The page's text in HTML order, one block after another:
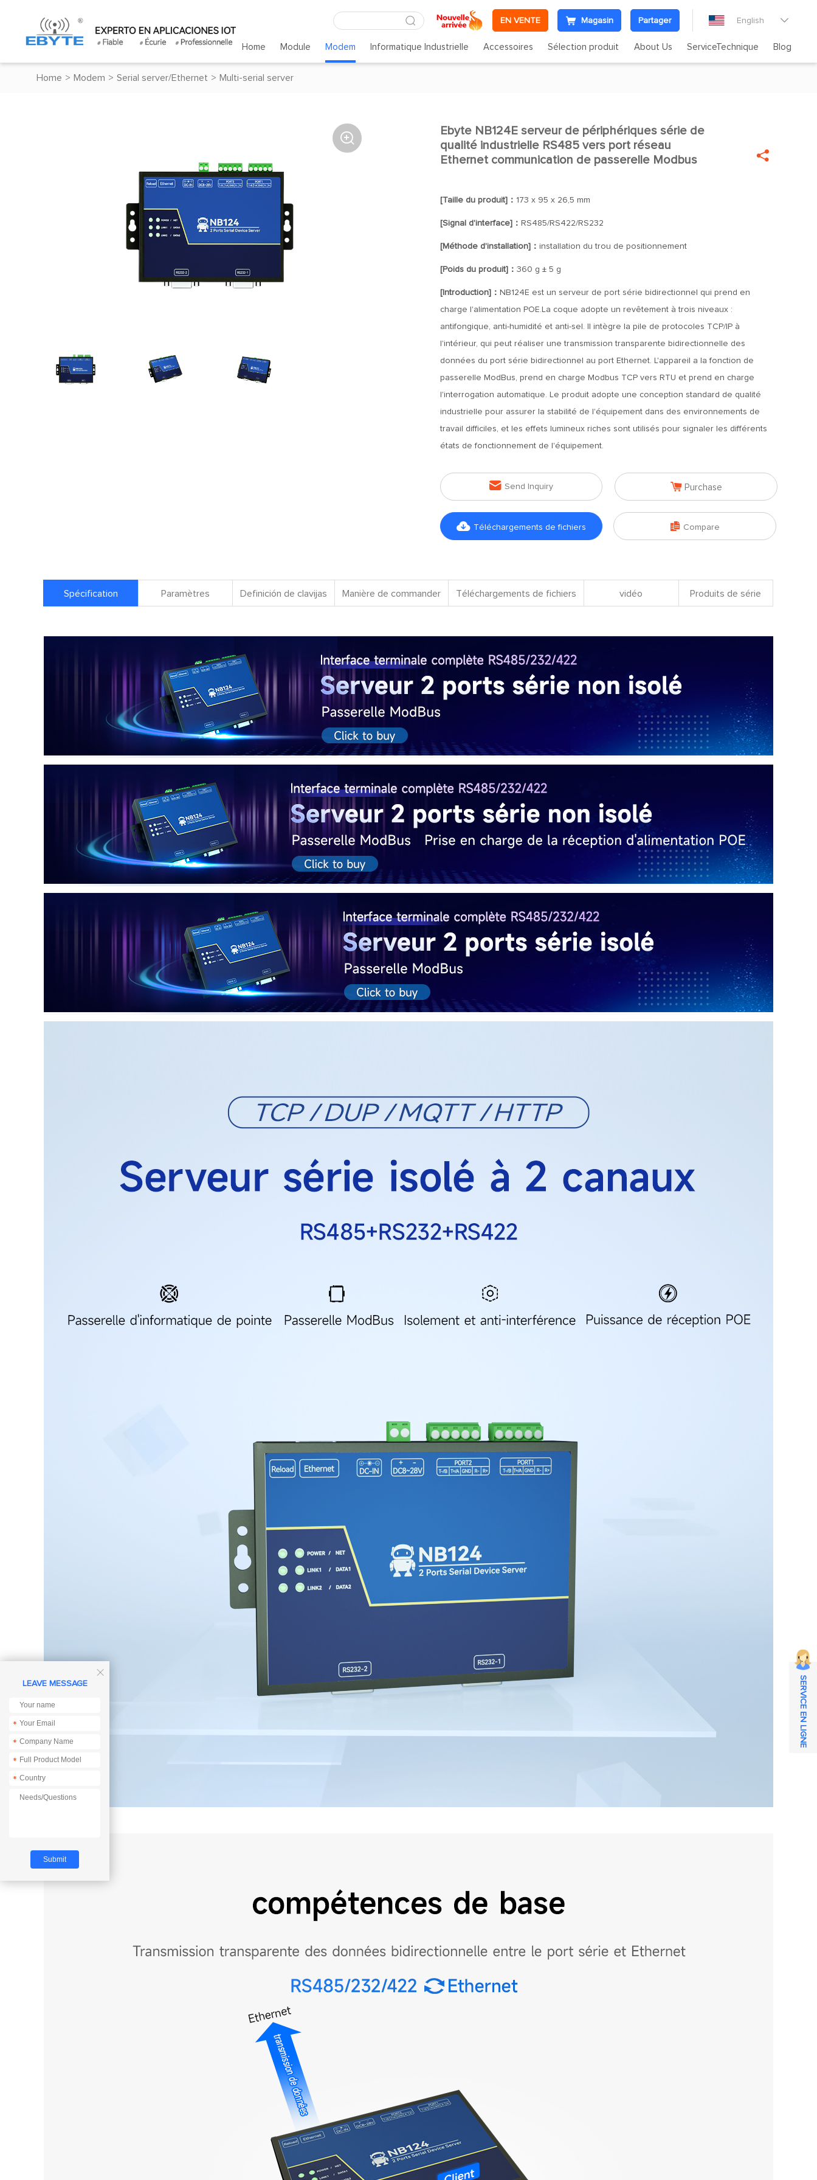
EN VENTE Magasin Partager English 
Home Module Modem Informatique Industrielle Accessoires Sélection produit About Us ServiceTechnique Blog
Home > Modem > Serial server/Ethernet > Multi-serial server
 
Ebyte NB124E serveur de périphériques série de
qualité industrielle RS485 vers port réseau
Ethernet communication de passerelle Modbus

[Taille du produit]： 173 x 95 x 26,5 mm
[Signal d'interface]： RS485/RS422/RS232
[Méthode d'installation]： installation du trou de positionnement
[Poids du produit]： 360 g ± 5 g
[Introduction]： NB124E est un serveur de port série bidirectionnel qui prend en
charge l'alimentation POE.La coque adopte un revêtement à trois niveaux :
antifongique, anti-humidité et anti-sel. Il intègre la pile de protocoles TCP/IP à
l'intérieur, qui peut réaliser une transmission transparente bidirectionnelle des
données du port série bidirectionnel au port Ethernet. L'appareil a la fonction de
passerelle ModBus, prend en charge Modbus TCP vers RTU et prend en charge
l'interrogation automatique. Le produit adopte une conception standard de qualité
industrielle pour assurer la stabilité de l'équipement dans des environnements de
travail difficiles, et les effets lumineux riches sont utilisés pour signaler les différents
états de fonctionnement de l'équipement.
 Send Inquiry  Purchase
 Téléchargements de fichiers  Compare
Spécification Paramètres Definición de clavijas Manière de commander Téléchargements de fichiers vidéo Produits de série

LEAVE MESSAGE
*
*
*
*
SERVICE EN LIGNE